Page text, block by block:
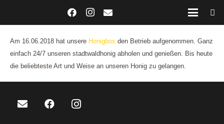
Am 16.06.2018 hat unsere Honigbox den Betrieb aufgenommen. Ganz
einfach 24/7 unseren stadtwaldhonig abholen und genießen. Bis heute
die beliebteste Art und Weise an unseren Honig zu gelangen.